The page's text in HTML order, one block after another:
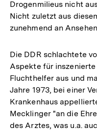
Drogenmilieus nicht
Nicht zuletzt aus
zunehmend an
Die DDR schlachtete
Aspekte für
Fluchthelfer aus und
Jahre 1973, bei einer
Krankenhaus
Mecklinger "an die
des Arztes, was u.a.